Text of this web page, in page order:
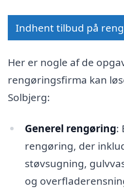
Indhent tilbud på
Her er nogle af de
rengøringsfirma kan
Solbjerg:
Generel rengøring:
rengøring, der
støvsugning,
og